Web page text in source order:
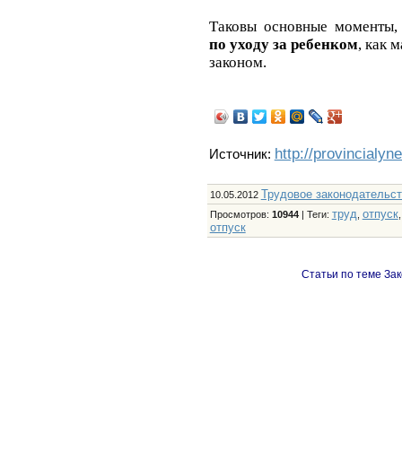
Таковы основные
по уходу за ребенком, как
законом.
Источник: http://
10.05.2012 Трудовое
Просмотров: 10944| Теги: труд отпуск
отпуск
Статьи по теме